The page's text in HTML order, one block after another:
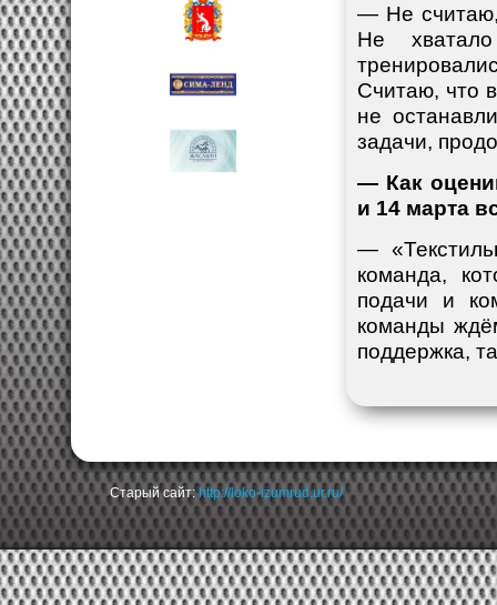
— Не считаю,
Не
Считаю, что
не
задачи,
— Как
и 14 марта
—
команда,
подачи и
команды
поддержка,
Старый сайт:http://loko-izumrud.ur.ru/